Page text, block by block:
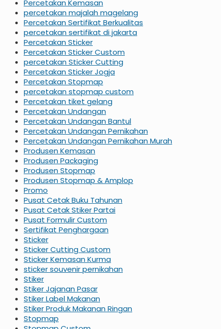
Percetakan Kemasan
percetakan majalah magelang
Percetakan Sertifikat Berkualitas
percetakan sertifikat di jakarta
Percetakan Sticker
Percetakan Sticker Custom
percetakan Sticker Cutting
Percetakan Sticker Jogja
Percetakan Stopmap
percetakan stopmap custom
Percetakan tiket gelang
Percetakan Undangan
Percetakan Undangan Bantul
Percetakan Undangan Pernikahan
Percetakan Undangan Pernikahan Murah
Produsen Kemasan
Produsen Packaging
Produsen Stopmap
Produsen Stopmap & Amplop
Promo
Pusat Cetak Buku Tahunan
Pusat Cetak Stiker Partai
Pusat Formulir Custom
Sertifikat Penghargaan
Sticker
Sticker Cutting Custom
Sticker Kemasan Kurma
sticker souvenir pernikahan
Stiker
Stiker Jajanan Pasar
Stiker Label Makanan
Stiker Produk Makanan Ringan
Stopmap